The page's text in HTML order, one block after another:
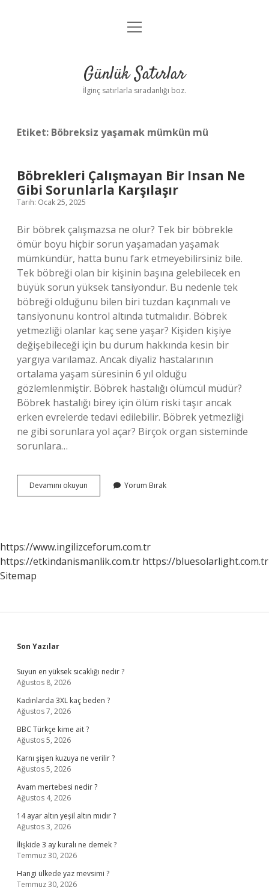
Anasayfa
Yasal Uyarı
menüyü
Günlük Satırlar
İlginç satırlarla sıradanlığı boz.
Etiket: Böbreksiz yaşamak mümkün mü
Böbrekleri Çalışmayan Bir Insan Ne
Gibi Sorunlarla Karşılaşır
Tarih: Ocak 25, 2025
Bir böbrek çalışmazsa ne olur? Tek bir böbrekle
ömür boyu hiçbir sorun yaşamadan yaşamak
mümkündür, hatta bunu fark etmeyebilirsiniz bile.
Tek böbreği olan bir kişinin başına gelebilecek en
büyük sorun yüksek tansiyondur. Bu nedenle tek
böbreği olduğunu bilen biri tuzdan kaçınmalı ve
tansiyonunu kontrol altında tutmalıdır. Böbrek
yetmezliği olanlar kaç sene yaşar? Kişiden kişiye
değişebileceği için bu durum hakkında kesin bir
yargıya varılamaz. Ancak diyaliz hastalarının
ortalama yaşam süresinin 6 yıl olduğu
gözlemlenmiştir. Böbrek hastalığı ölümcül müdür?
Böbrek hastalığı birey için ölüm riski taşır ancak
erken evrelerde tedavi edilebilir. Böbrek yetmezliği
ne gibi sorunlara yol açar? Birçok organ sisteminde
sorunlara…
Devamını okuyun Böbrekleri
Çalışmayan
Sorunlarla
Karşılaşır
Yorum Bırak
https://www.ingilizceforum.com.tr
https://etkindanismanlik.com.tr https://bluesolarlight.com.tr
Sitemap
Sidebar
Son Yazılar
Suyun en yüksek sıcaklığı nedir ?
Ağustos 8, 2026
Kadınlarda 3XL kaç beden ?
Ağustos 7, 2026
BBC Türkçe kime ait ?
Ağustos 5, 2026
Karnı şişen kuzuya ne verilir ?
Ağustos 5, 2026
Avam mertebesi nedir ?
Ağustos 4, 2026
14 ayar altın yeşil altın mıdır ?
Ağustos 3, 2026
İlişkide 3 ay kuralı ne demek ?
Temmuz 30, 2026
Hangi ülkede yaz mevsimi ?
Temmuz 30, 2026